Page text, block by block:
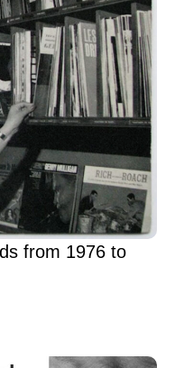
from 1976 to